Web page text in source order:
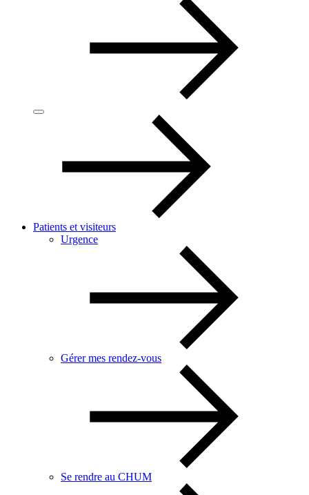
Patients et visiteurs
Urgence
Gérer mes rendez-vous
Se rendre au CHUM